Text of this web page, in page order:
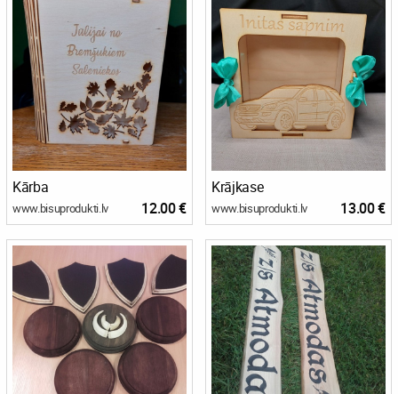
Kārba
www.bisuprodukti.lv 12.00 €
Krājkase
www.bisuprodukti.lv 13.00 €